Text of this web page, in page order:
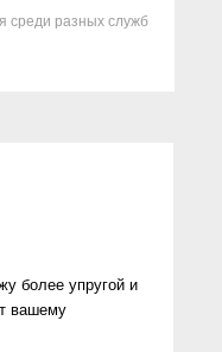
среди разных служб
более упругой и
вашему